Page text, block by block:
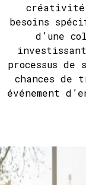
créativité
besoins
d’une
processus de
chances de
événement